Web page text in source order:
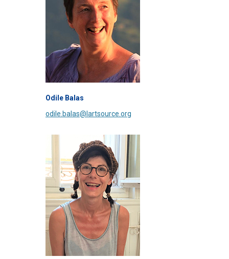
Odile Balas
odile.balas@lartsource.org